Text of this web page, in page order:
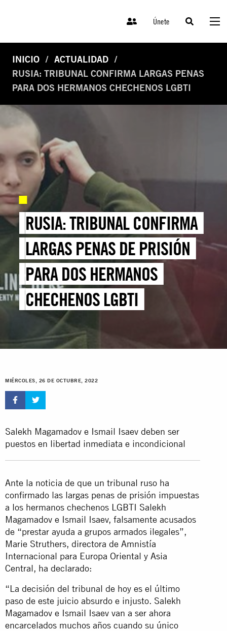
Únete
INICIO
ACTUALIDAD
RUSIA: TRIBUNAL CONFIRMA LARGAS PENAS
PARA DOS HERMANOS CHECHENOS LGBTI
RUSIA: TRIBUNAL CONFIRMA
LARGAS PENAS DE PRISIÓN
PARA DOS HERMANOS
CHECHENOS LGBTI
MIÉRCOLES, 26 DE OCTUBRE, 2022
Salekh Magamadov e Ismail Isaev deben ser
puestos en libertad inmediata e incondicional
Ante la noticia de que un tribunal ruso ha
confirmado las largas penas de prisión impuestas
a los hermanos chechenos LGBTI Salekh
Magamadov e Ismail Isaev, falsamente acusados
de “prestar ayuda a grupos armados ilegales”,
Marie Struthers, directora de Amnistía
Internacional para Europa Oriental y Asia
Central, ha declarado:
“La decisión del tribunal de hoy es el último
paso de este juicio absurdo e injusto. Salekh
Magamadov e Ismail Isaev van a ser ahora
encarcelados muchos años cuando su único